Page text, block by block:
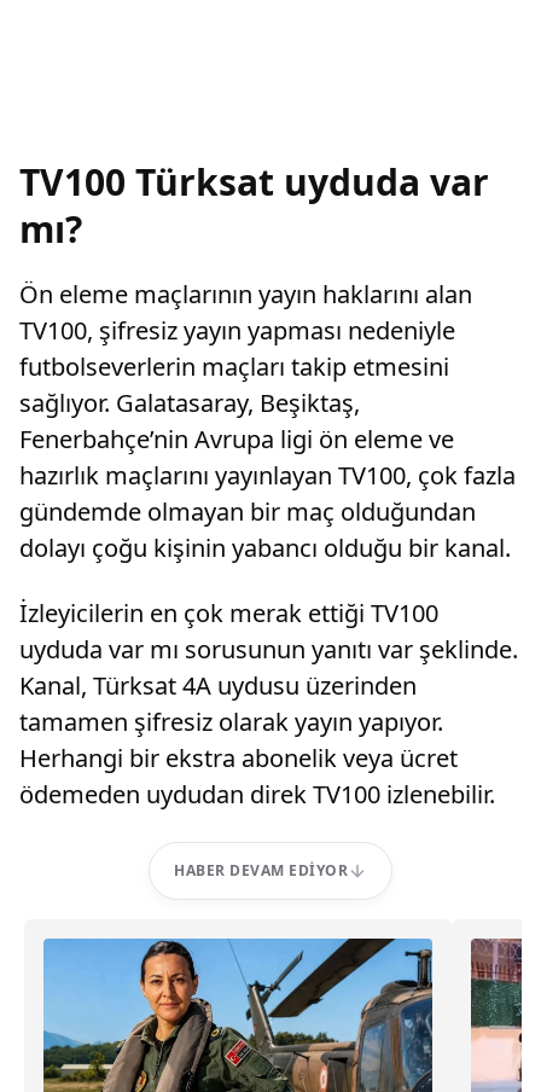
TV100 Türksat uyduda var
mı?
Ön eleme maçlarının yayın haklarını alan
TV100, şifresiz yayın yapması nedeniyle
futbolseverlerin maçları takip etmesini
sağlıyor. Galatasaray, Beşiktaş,
Fenerbahçe’nin Avrupa ligi ön eleme ve
hazırlık maçlarını yayınlayan TV100, çok fazla
gündemde olmayan bir maç olduğundan
dolayı çoğu kişinin yabancı olduğu bir kanal.
İzleyicilerin en çok merak ettiği TV100
uyduda var mı sorusunun yanıtı var şeklinde.
Kanal, Türksat 4A uydusu üzerinden
tamamen şifresiz olarak yayın yapıyor.
Herhangi bir ekstra abonelik veya ücret
ödemeden uydudan direk TV100 izlenebilir.
HABER DEVAM EDIYOR